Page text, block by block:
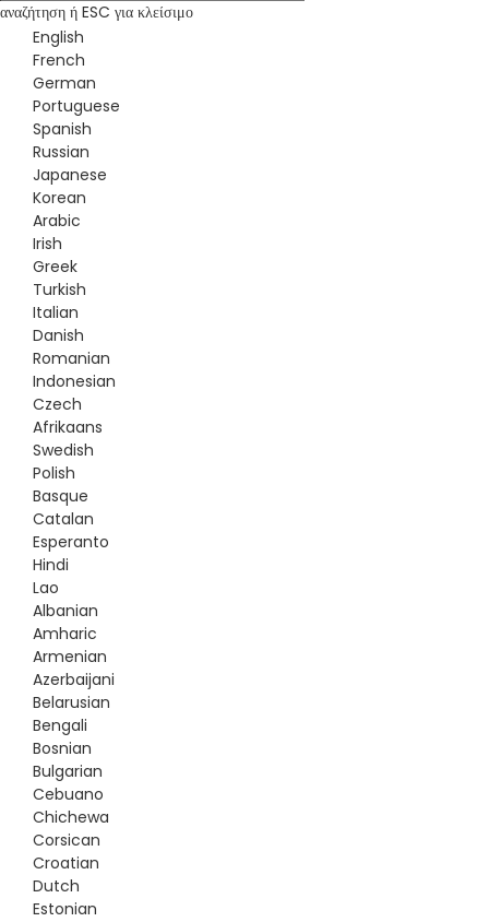
αναζήτηση ή ESC για κλείσιμο
English
French
German
Portuguese
Spanish
Russian
Japanese
Korean
Arabic
Irish
Greek
Turkish
Italian
Danish
Romanian
Indonesian
Czech
Afrikaans
Swedish
Polish
Basque
Catalan
Esperanto
Hindi
Lao
Albanian
Amharic
Armenian
Azerbaijani
Belarusian
Bengali
Bosnian
Bulgarian
Cebuano
Chichewa
Corsican
Croatian
Dutch
Estonian